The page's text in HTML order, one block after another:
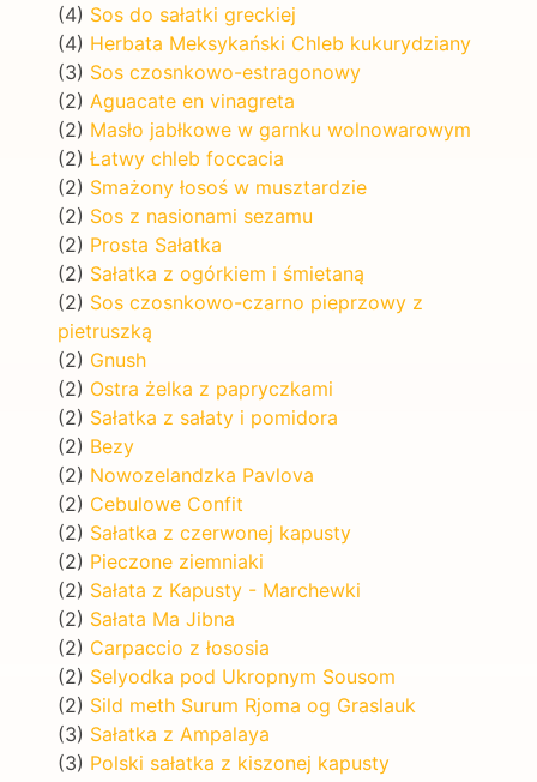
(4) Sos do sałatki greckiej
(4) Herbata Meksykański Chleb kukurydziany
(3) Sos czosnkowo-estragonowy
(2) Aguacate en vinagreta
(2) Masło jabłkowe w garnku wolnowarowym
(2) Łatwy chleb foccacia
(2) Smażony łosoś w musztardzie
(2) Sos z nasionami sezamu
(2) Prosta Sałatka
(2) Sałatka z ogórkiem i śmietaną
(2) Sos czosnkowo-czarno pieprzowy z
pietruszką
(2) Gnush
(2) Ostra żelka z papryczkami
(2) Sałatka z sałaty i pomidora
(2) Bezy
(2) Nowozelandzka Pavlova
(2) Cebulowe Confit
(2) Sałatka z czerwonej kapusty
(2) Pieczone ziemniaki
(2) Sałata z Kapusty - Marchewki
(2) Sałata Ma Jibna
(2) Carpaccio z łososia
(2) Selyodka pod Ukropnym Sousom
(2) Sild meth Surum Rjoma og Graslauk
(3) Sałatka z Ampalaya
(3) Polski sałatka z kiszonej kapusty